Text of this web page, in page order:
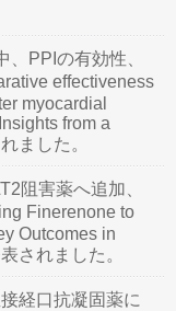
PPIの有効性、
effectiveness
myocardial
from a
ました。
阻害薬へ追加、
Finerenone to
Outcomes in
されました。
経口抗凝固薬に